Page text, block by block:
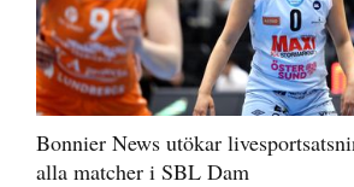
Bonnier News utökar
alla matcher i SBL Dam